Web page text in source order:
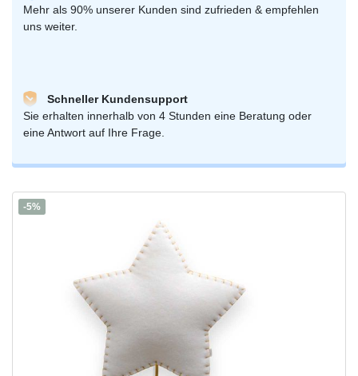
Mehr als 90% unserer Kunden sind zufrieden & empfehlen
uns weiter.
Schneller Kundensupport
Sie erhalten innerhalb von 4 Stunden eine Beratung oder
eine Antwort auf Ihre Frage.
-5%